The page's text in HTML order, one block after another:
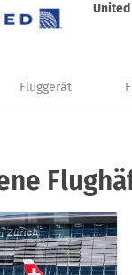
Fluggerät